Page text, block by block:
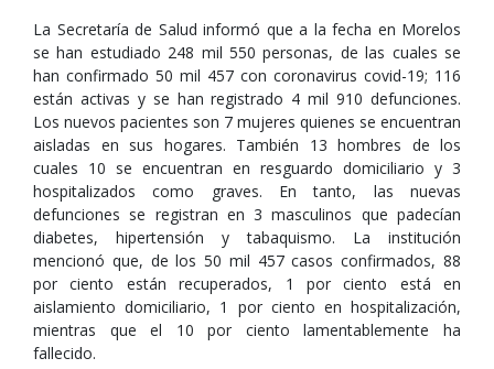
La Secretaría de Salud informó que a la fecha en Morelos
se han estudiado 248 mil 550 personas, de las cuales se
han confirmado 50 mil 457 con coronavirus covid-19; 116
están activas y se han registrado 4 mil 910 defunciones.
Los nuevos pacientes son 7 mujeres quienes se encuentran
aisladas en sus hogares. También 13 hombres de los
cuales 10 se encuentran en resguardo domiciliario y 3
hospitalizados como graves. En tanto, las nuevas
defunciones se registran en 3 masculinos que padecían
diabetes, hipertensión y tabaquismo. La institución
mencionó que, de los 50 mil 457 casos confirmados, 88
por ciento están recuperados, 1 por ciento está en
aislamiento domiciliario, 1 por ciento en hospitalización,
mientras que el 10 por ciento lamentablemente ha
fallecido.